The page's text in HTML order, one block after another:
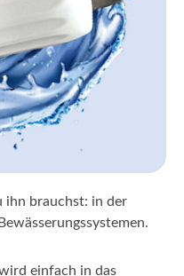
ihn brauchst: in der
einfach in das